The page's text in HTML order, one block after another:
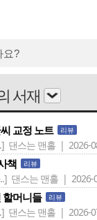
서재
교정 노트 리뷰
댄스는 맨홀 | 2026-
책 리뷰
댄스는 맨홀 | 2026-
할머니들 리뷰
댄스는 맨홀 | 2026-